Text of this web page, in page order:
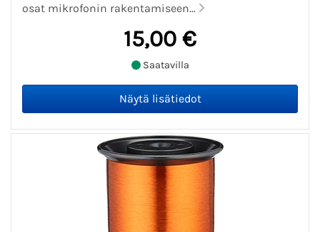
osat mikrofonin rakentamiseen...
15,00 €
Saatavilla